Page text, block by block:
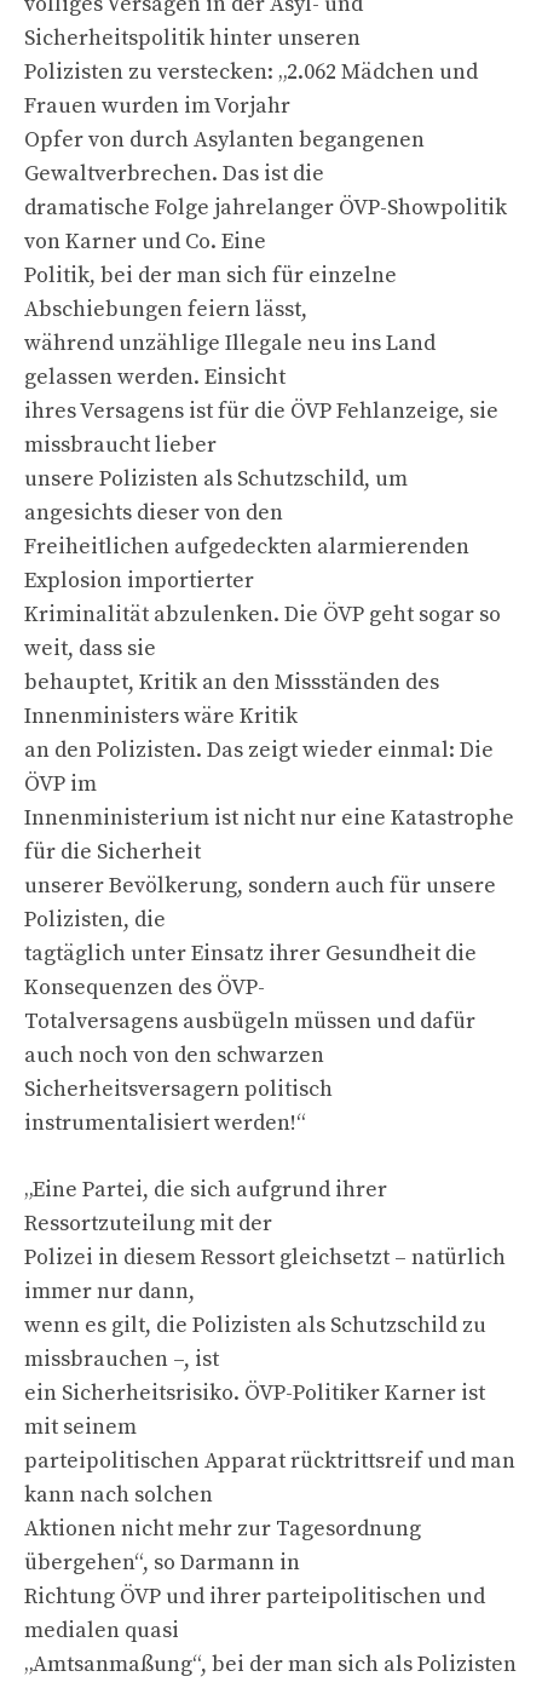
Sicherheitspolitik hinter unseren
Polizisten zu verstecken: „2.062 Mädchen und
Frauen wurden im Vorjahr
Opfer von durch Asylanten begangenen
Gewaltverbrechen. Das ist die
dramatische Folge jahrelanger ÖVP-Showpolitik
von Karner und Co. Eine
Politik, bei der man sich für einzelne
Abschiebungen feiern lässt,
während unzählige Illegale neu ins Land
gelassen werden. Einsicht
ihres Versagens ist für die ÖVP Fehlanzeige, sie
missbraucht lieber
unsere Polizisten als Schutzschild, um
angesichts dieser von den
Freiheitlichen aufgedeckten alarmierenden
Explosion importierter
Kriminalität abzulenken. Die ÖVP geht sogar so
weit, dass sie
behauptet, Kritik an den Missständen des
Innenministers wäre Kritik
an den Polizisten. Das zeigt wieder einmal: Die
ÖVP im
Innenministerium ist nicht nur eine Katastrophe
für die Sicherheit
unserer Bevölkerung, sondern auch für unsere
Polizisten, die
tagtäglich unter Einsatz ihrer Gesundheit die
Konsequenzen des ÖVP-
Totalversagens ausbügeln müssen und dafür
auch noch von den schwarzen
Sicherheitsversagern politisch
instrumentalisiert werden!“
„Eine Partei, die sich aufgrund ihrer
Ressortzuteilung mit der
Polizei in diesem Ressort gleichsetzt – natürlich
immer nur dann,
wenn es gilt, die Polizisten als Schutzschild zu
missbrauchen –, ist
ein Sicherheitsrisiko. ÖVP-Politiker Karner ist
mit seinem
parteipolitischen Apparat rücktrittsreif und man
kann nach solchen
Aktionen nicht mehr zur Tagesordnung
übergehen“, so Darmann in
Richtung ÖVP und ihrer parteipolitischen und
medialen quasi
„Amtsanmaßung“, bei der man sich als Polizisten